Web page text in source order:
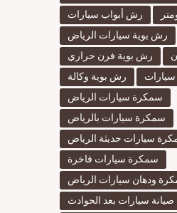
رش أبواب سيارات
رش بوية سيارات الرياض
رش بوية فرن حراري
رش بوية وكالة
سمكرة سيارات الرياض
سمكرة سيارات بالرياض
سيارات حديثة الرياض
سمكرة سيارات فاخرة
ودهان سيارات الرياض
صيانة سيارات بعد الحوادث